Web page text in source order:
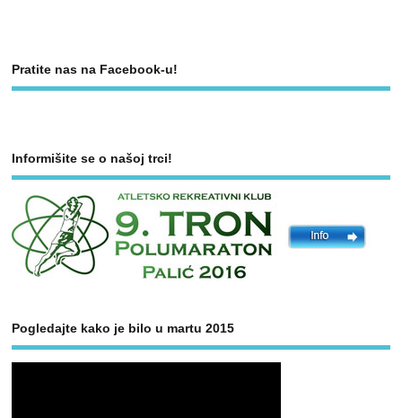
Pratite nas na Facebook-u!
Informišite se o našoj trci!
Pogledajte kako je bilo u martu 2015